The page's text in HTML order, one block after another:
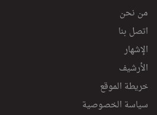
من نحن
اتصل بنا
الإشهار
الأرشيف
خريطة الموقع
سياسة الخصوصية